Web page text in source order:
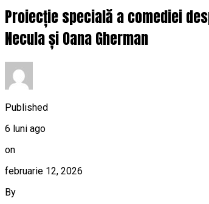
Proiecție specială a comediei
Necula și Oana Gherman
Published
6 luni ago
on
februarie 12, 2026
By